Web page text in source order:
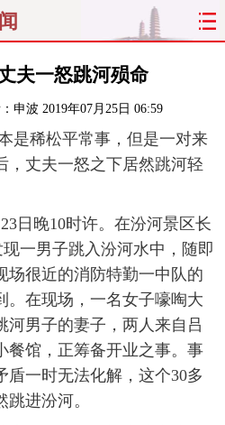
太原
文明 出行
综合 专题
最太原 网罗民生
热评 社区
夫一怒跳河殒命
申波 2019年07月25日 06:59
稀松平常事，但是一对来
，丈夫一怒之下居然跳河轻
晚10时许。在汾河景区长
一男子跳入汾河水中，随即
场很近的消防特勤一中队的
。在现场，一名女子嚎啕大
河男子的妻子，两人来自吕
餐馆，正筹备开业之事。事
盾一时无法化解，这个30多
进汾河。